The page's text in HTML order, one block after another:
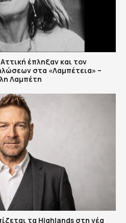
έπληξαν και τον
στα «Λαμπέτεια» –
Λαμπέτη
τα Highlands στη νέα